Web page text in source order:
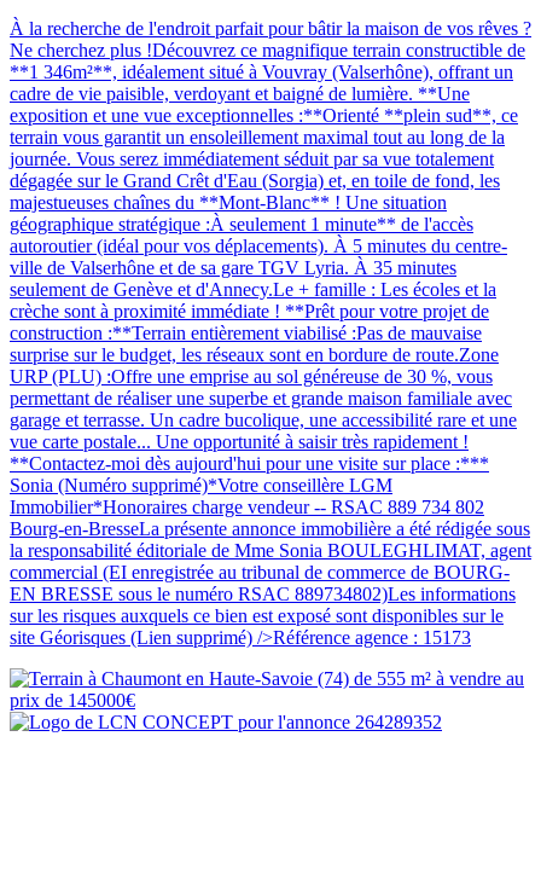
À la recherche de l'endroit parfait pour bâtir la maison de vos rêves ?
Ne cherchez plus !Découvrez ce magnifique terrain constructible de
**1 346m²**, idéalement situé à Vouvray (Valserhône), offrant un
cadre de vie paisible, verdoyant et baigné de lumière. **Une
exposition et une vue exceptionnelles :**Orienté **plein sud**, ce
terrain vous garantit un ensoleillement maximal tout au long de la
journée. Vous serez immédiatement séduit par sa vue totalement
dégagée sur le Grand Crêt d'Eau (Sorgia) et, en toile de fond, les
majestueuses chaînes du **Mont-Blanc** ! Une situation
géographique stratégique :À seulement 1 minute** de l'accès
autoroutier (idéal pour vos déplacements). À 5 minutes du centre-
ville de Valserhône et de sa gare TGV Lyria. À 35 minutes
seulement de Genève et d'Annecy.Le + famille : Les écoles et la
crèche sont à proximité immédiate ! **Prêt pour votre projet de
construction :**Terrain entièrement viabilisé :Pas de mauvaise
surprise sur le budget, les réseaux sont en bordure de route.Zone
URP (PLU) :Offre une emprise au sol généreuse de 30 %, vous
permettant de réaliser une superbe et grande maison familiale avec
garage et terrasse. Un cadre bucolique, une accessibilité rare et une
vue carte postale... Une opportunité à saisir très rapidement !
**Contactez-moi dès aujourd'hui pour une visite sur place :***
Sonia (Numéro supprimé)*Votre conseillère LGM
Immobilier*Honoraires charge vendeur -- RSAC 889 734 802
Bourg-en-BresseLa présente annonce immobilière a été rédigée sous
la responsabilité éditoriale de Mme Sonia BOULEGHLIMAT, agent
commercial (EI enregistrée au tribunal de commerce de BOURG-
EN BRESSE sous le numéro RSAC 889734802)Les informations
sur les risques auxquels ce bien est exposé sont disponibles sur le
site Géorisques (Lien supprimé) />Référence agence : 15173